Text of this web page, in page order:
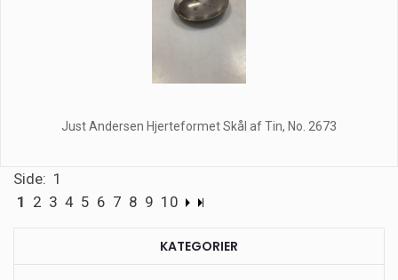
Just Andersen Hjerteformet Skål af Tin, No. 2673
Side: 1
1 2 3 4 5 6 7 8 9 10
KATEGORIER